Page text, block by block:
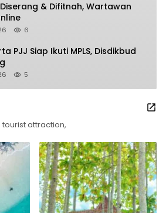
& Difitnah, Wartawan
6
Siap Ikuti MPLS, Disdikbud
5
tourist attraction,